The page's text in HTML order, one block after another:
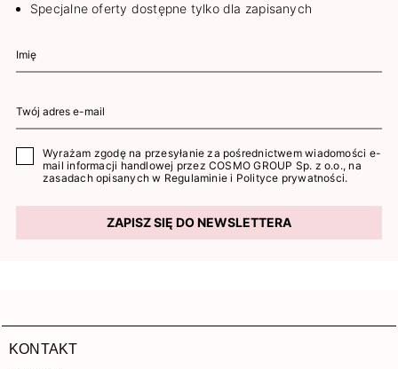
Specjalne oferty dostępne tylko dla zapisanych
Wyrażam zgodę na przesyłanie za pośrednictwem wiadomości e-
mail informacji handlowej przez COSMO GROUP Sp. z o.o., na
zasadach opisanych w Regulaminie i Polityce prywatności.
ZAPISZ SIĘ DO NEWSLETTERA
KONTAKT